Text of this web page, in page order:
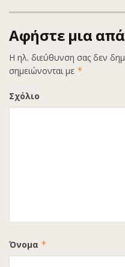
Αφήστε μια
Η ηλ. διεύθυνση σας δεν
σημειώνονται με *
Σχόλιο
Όνομα *